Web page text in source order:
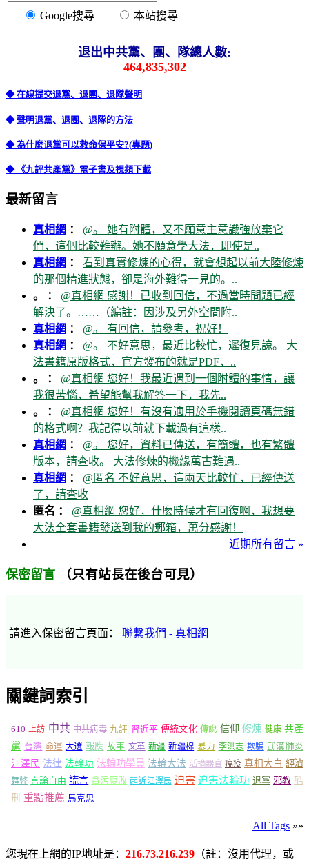
Google搜尋 本站搜尋
退出中共黨、團、隊總人數:
464,835,302
◆ 在線提交退黨、退團、退隊聲明
◆ 聲明退黨、退團、退隊的方法
◆ 為什麼退黨可以救命保平安?(專題)
◆ 《九評共產黨》電子書及視頻下載
最新留言
真相網 ： @。 她有附體，又不願意主意識強放棄它
們，這個比較難辦。她不願意學大法，即使是..
真相網 ： 看到真實修煉的心得，就會想起以前大陸修煉
的那個精進狀態，卻是海外難得一見的。..
。 ： @真相網 感謝！已收到回信，不過當時問題已經
解決了。……（編註：因涉及另外空間附..
真相網 ： @。 有回信，請參考，祝好！
真相網 ： @。 不好意思，最近比較忙，遲復見諒。 大
法書籍原版格式，官方發布的就是PDF，..
。 ： @真相網 您好！我最近遇到一個附體的事情，讓
我很苦惱，希望能幫我解答一下，我先..
。 ： @真相網 您好！有沒有適用於手機閱讀頁碼無錯
的格式啊？我記得以前就下載過有這樣..
真相網 ： @。 您好，資料已傳送，有簡體，也有繁體
版本，請查收。 大法修煉的機緣萬古難遇..
真相網 ： @匿名 不好意思，這兩天比較忙，已經傳送
了，請查收
匿名 ： @真相網 您好，什麼時候才有回復啊，我想要
大法全套書籍發送到我的郵箱，萬分感謝！
近期所有留言 »
保密留言 （只有站長在後台可見）
請進入保密留言頁面： 聯繫我們 - 真相網
關鍵詞索引
610 上訪 中共 中共病毒 九評 習近平 傳統文化 傳說 信仰 修煉 健康 共產
黨 台灣 命運 大選 報應 故事 文革 新疆 新疆棉 暴力 李洪志 欺騙 武漢肺炎
江澤民 法律 法輪功 法輪功學員 法輪大法 活摘器官 瘟疫 真相大白 經濟
舞弊 言論自由 謊言 貪污腐敗 起訴江澤民 迫害 迫害法輪功 退黨 邪教 酷
刑 重點推薦 馬克思
All Tags »»
您現在上網的IP地址是： 216.73.216.239 （註：沒用代理，或